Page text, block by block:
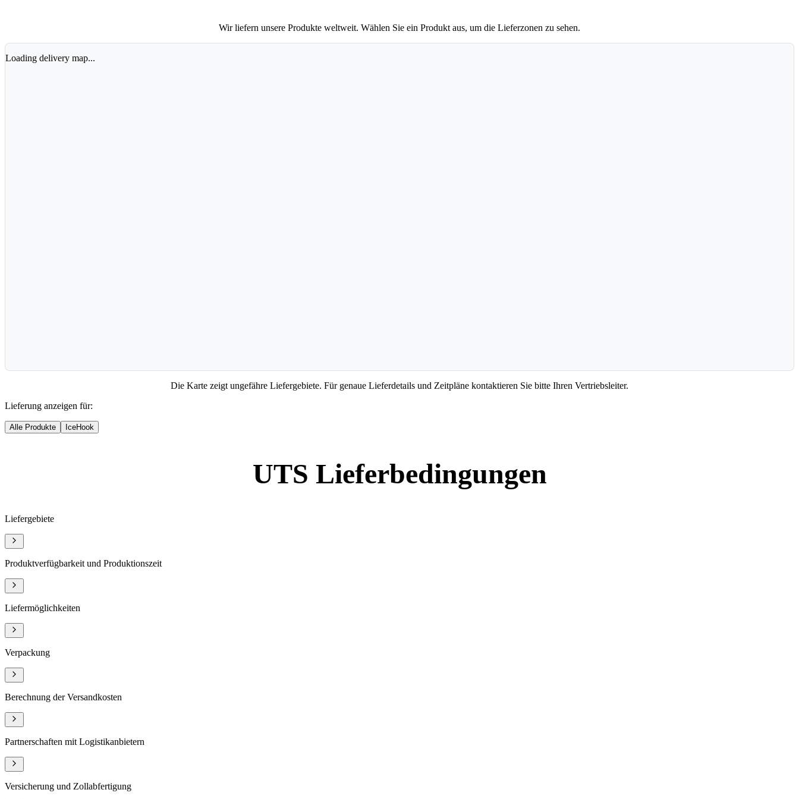
Wir liefern unsere Produkte weltweit. Wählen Sie ein Produkt aus, um die Lieferzonen zu sehen.
Loading delivery map...
Die Karte zeigt ungefähre Liefergebiete. Für genaue Lieferdetails und Zeitpläne kontaktieren Sie bitte Ihren Vertriebsleiter.
Lieferung anzeigen für:
Alle Produkte IceHook
UTS Lieferbedingungen
Liefergebiete
Produktverfügbarkeit und Produktionszeit
Liefermöglichkeiten
Verpackung
Berechnung der Versandkosten
Partnerschaften mit Logistikanbietern
Versicherung und Zollabfertigung